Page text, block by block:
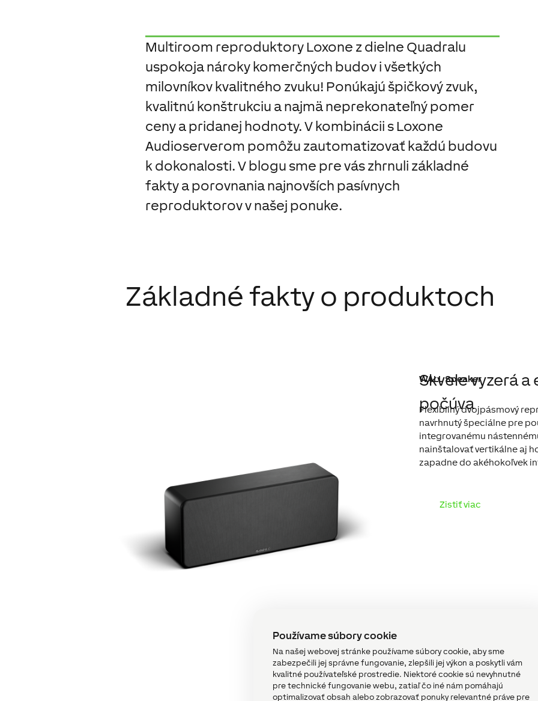
Používame súbory cookie
Na našej webovej stránke používame súbory cookie, aby sme
zabezpečili jej správne fungovanie, zlepšili jej výkon a poskytli vám
kvalitné používateľské prostredie. Niektoré cookie sú nevyhnutné
pre technické fungovanie webu, zatiaľ čo iné nám pomáhajú
optimalizovať obsah alebo zobrazovať ponuky relevantné práve pre
Multiroom reproduktory Loxone z dielne Quadralu
uspokoja nároky komerčných budov i všetkých
milovníkov kvalitného zvuku! Ponúkajú špičkový zvuk,
kvalitnú konštrukciu a najmä neprekonateľný pomer
ceny a pridanej hodnoty. V kombinácii s Loxone
Audioserverom pomôžu zautomatizovať každú budovu
k dokonalosti. V blogu sme pre vás zhrnuli základné
fakty a porovnania najnovších pasívnych
reproduktorov v našej ponuke.
Základné fakty o produktoch
WALL Speaker
Skvele vyzerá
počúva
Flexibilný dvojpásmový
navrhnutý špeciálne pre
integrovanému
nainštalovať vertikálne aj
zapadne do akéhokoľvek
Zistiť viac